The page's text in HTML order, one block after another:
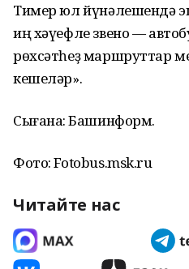
Тимер юл йүнәлешендә
иң хәүефле звено —
рөхсәтһеҙ маршруттар
кешеләр».
Сығанаҡ: Башинформ.
Фото: Fotobus.msk.ru
Читайте нас